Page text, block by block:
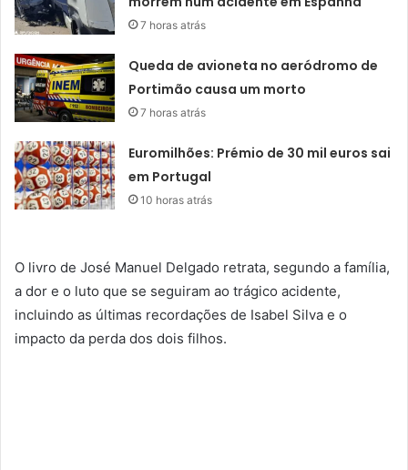
7 horas atrás
Queda de avioneta no aeródromo de
Portimão causa um morto
7 horas atrás
Euromilhões: Prémio de 30 mil euros sai
em Portugal
10 horas atrás
O livro de José Manuel Delgado retrata, segundo a família,
a dor e o luto que se seguiram ao trágico acidente,
incluindo as últimas recordações de Isabel Silva e o
impacto da perda dos dois filhos.